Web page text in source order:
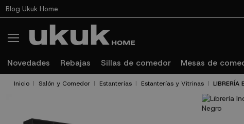
Blog Ukuk Home
Novedades Rebajas Sillas de comedor Mesas de
Inicio Salón y Comedor Estanterías Estanterías y Vitrinas LIBRERÍA